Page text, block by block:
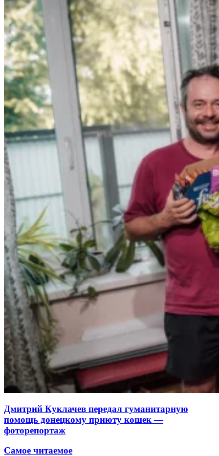
Дмитрий Куклачев передал гуманитарную
помощь донецкому приюту кошек —
фоторепортаж
Самое читаемое